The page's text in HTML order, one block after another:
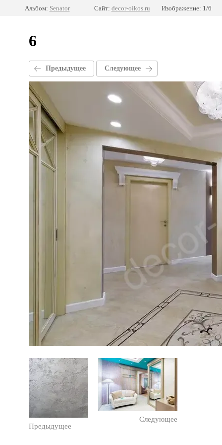
Альбом: Senator Сайт: decor-oikos.ru Изображение: 1/6
6
Предыдущее Следующее
Предыдущее
Следующее